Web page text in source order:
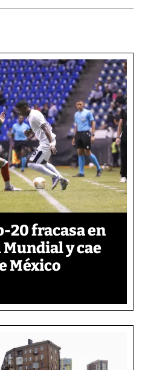
20 fracasa en
y cae
México